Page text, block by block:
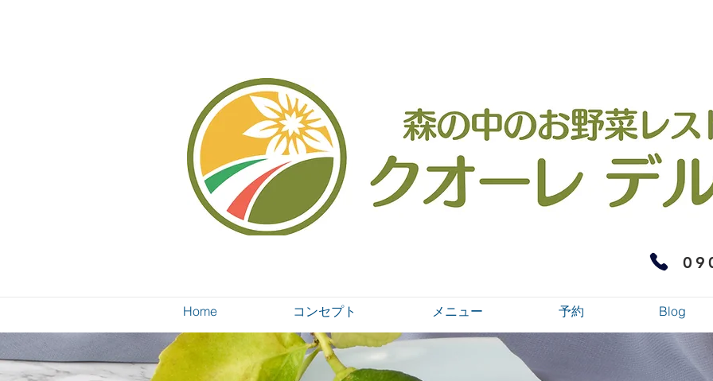
Home コンセプト メニュー 予約 Blog